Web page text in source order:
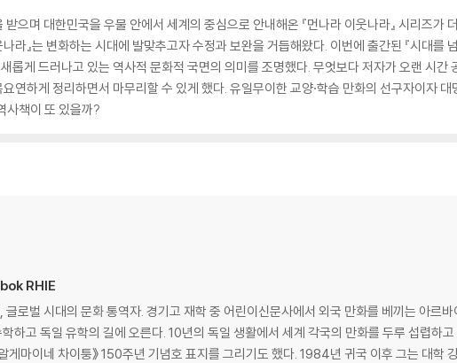
으며 대한민국을 우물 안에서 세계의 중심으로 안내해온 『먼나라 이웃나라』 시리즈가
라』는 변화하는 시대에 발맞추고자 수정과 보완을 거듭해왔다. 이번에 출간된 『시대를
롭게 드러나고 있는 역사적 문화적 국면의 의미를 조명했다. 무엇보다 저자가 오랜 시간
연하게 정리하면서 마무리할 수 있게 했다. 유일무이한 교양·학습 만화의 선구자이자 대
사책이 또 있을까?
RHIE
로벌 시대의 문화 통역자. 경기고 재학 중 어린이신문사에서 외국 만화를 베끼는 아르
하고 독일 유학의 길에 오른다. 10년의 독일 생활에서 세계 각국의 만화를 두루 섭렵하
념호 표지를 그리기도 했다. 1984년 귀국 이후 그는 대학 강단에 서는 한편 《먼나라 이웃나라》를 시작으